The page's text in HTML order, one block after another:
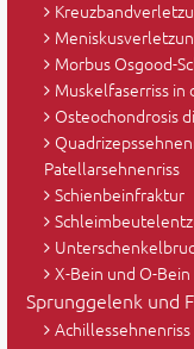
Morbus Osgood-
Muskelfaserriss in
Osteochondrosis
Patellarsehnenriss
Schienbeinfraktur
X-Bein und O-Bein
Sprunggelenk und